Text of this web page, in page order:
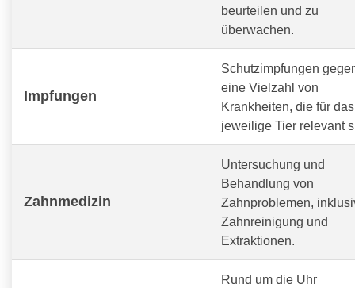
beurteilen und zu
überwachen.
Impfungen
Schutzimpfungen
eine Vielzahl von
Krankheiten, die für das
jeweilige Tier relevant
Zahnmedizin
Untersuchung und
Behandlung von
Zahnproblemen,
Zahnreinigung und
Extraktionen.
Rund um die Uhr